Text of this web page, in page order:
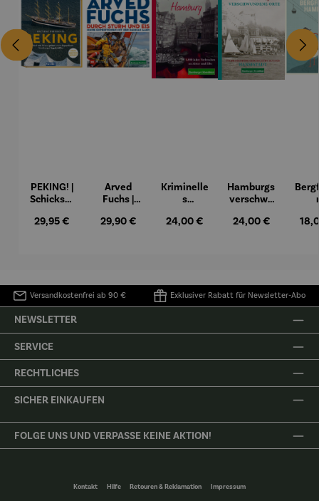
PEKING! |
Schicksal
Wiederge
er
Segelschi
ffes
Regulärer Preis:
29,95 €
Arved
Fuchs |
Sturm und
Regulärer Preis:
29,90 €
Kriminelle
s
1000
Elbe
Regulärer Preis:
24,00 €
Hamburgs
verschwu
Orte
Regulärer Preis:
24,00 €
r
Versandkostenfrei ab 90 € Exklusiver Rabatt für Newsletter-Abo
NEWSLETTER
SERVICE
RECHTLICHES
SICHER EINKAUFEN
FOLGE UNS UND VERPASSE KEINE AKTION!
Kontakt Hilfe Retouren & Reklamation Impressum